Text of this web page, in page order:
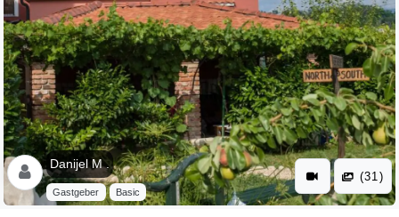
Danijel M .
Gastgeber Basic
(31)